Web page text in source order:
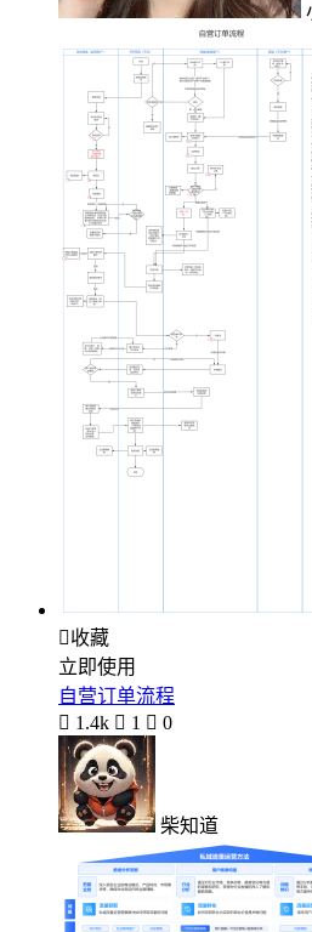
收藏
立即使用
自营订单流程
 1.4k  1  0
柴知道